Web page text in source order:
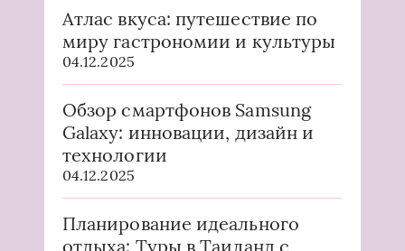
Атлас вкуса: путешествие по
миру гастрономии и культуры
04.12.2025
Обзор смартфонов Samsung
Galaxy: инновации, дизайн и
технологии
04.12.2025
Планирование идеального
отдыха: Туры в Таиланд с